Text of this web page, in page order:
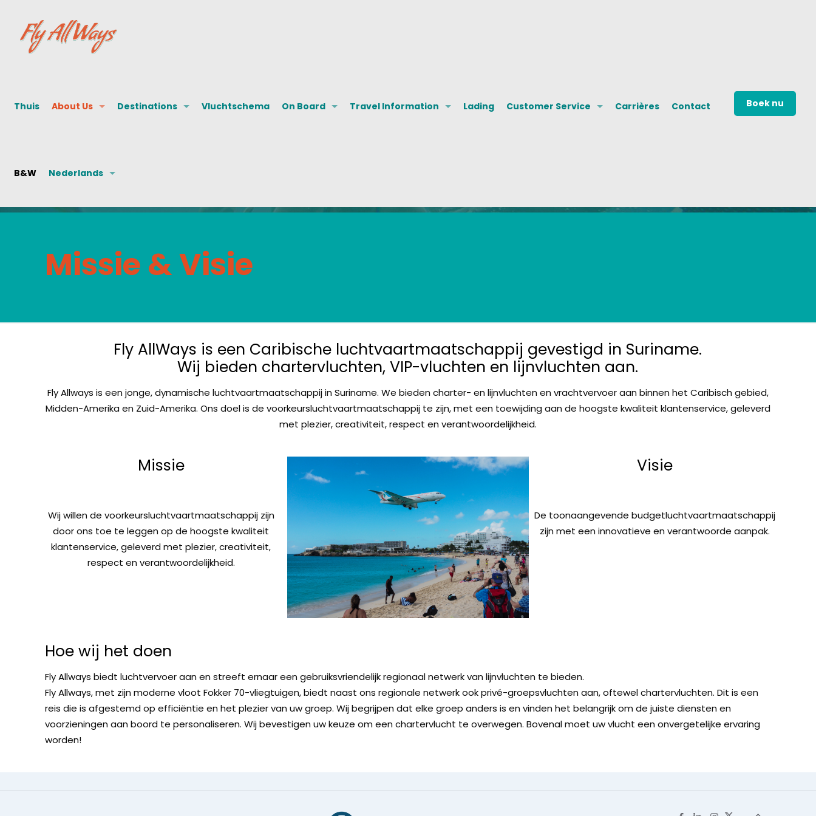
Thuis About Us Destinations Vluchtschema On Board Travel Information Lading Customer Service Carrières Contact
B&W Nederlands
Boek nu
Missie & Visie
Fly AllWays is een Caribische luchtvaartmaatschappij gevestigd in Suriname.
Wij bieden chartervluchten, VIP-vluchten en lijnvluchten aan.
Fly Allways is een jonge, dynamische luchtvaartmaatschappij in Suriname. We bieden charter- en lijnvluchten en vrachtvervoer aan binnen het Caribisch gebied,
Midden-Amerika en Zuid-Amerika. Ons doel is de voorkeursluchtvaartmaatschappij te zijn, met een toewijding aan de hoogste kwaliteit klantenservice, geleverd
met plezier, creativiteit, respect en verantwoordelijkheid.
Missie
Wij willen de voorkeursluchtvaartmaatschappij zijn
door ons toe te leggen op de hoogste kwaliteit
klantenservice, geleverd met plezier, creativiteit,
respect en verantwoordelijkheid.
Visie
De toonaangevende budgetluchtvaartmaatschappij
zijn met een innovatieve en verantwoorde aanpak.
Hoe wij het doen
Fly Allways biedt luchtvervoer aan en streeft ernaar een gebruiksvriendelijk regionaal netwerk van lijnvluchten te bieden.
Fly Allways, met zijn moderne vloot Fokker 70-vliegtuigen, biedt naast ons regionale netwerk ook privé-groepsvluchten aan, oftewel chartervluchten. Dit is een
reis die is afgestemd op efficiëntie en het plezier van uw groep. Wij begrijpen dat elke groep anders is en vinden het belangrijk om de juiste diensten en
voorzieningen aan boord te personaliseren. Wij bevestigen uw keuze om een ​​chartervlucht te overwegen. Bovenal moet uw vlucht een onvergetelijke ervaring
worden!